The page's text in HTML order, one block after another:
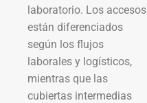
laboratorio. Los accesos
están diferenciados
según los flujos
laborales y logísticos,
mientras que las
cubiertas intermedias